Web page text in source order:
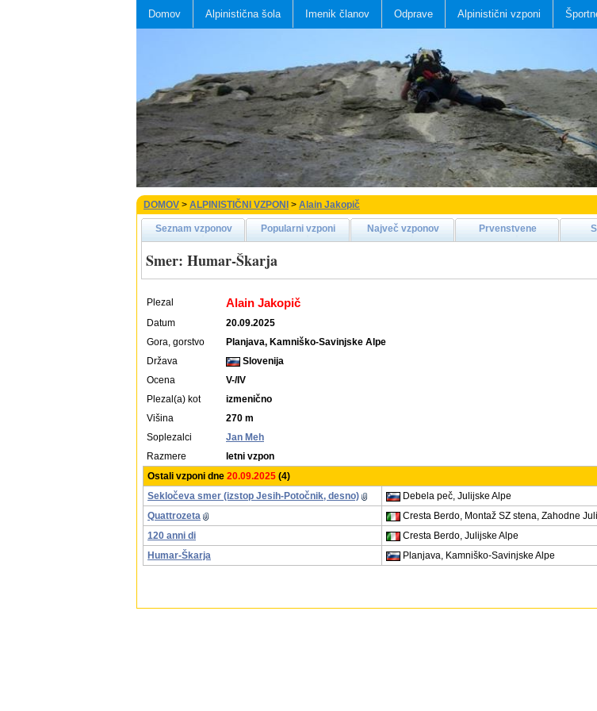
Domov Alpinistična šola Imenik članov Odprave Alpinistični vzponi
DOMOV > ALPINISTIČNI VZPONI > Alain Jakopič
Seznam vzponov Popularni vzponi Največ vzponov Prvenstvene
Smer: Humar-Škarja
Plezal Alain Jakopič
Datum
20.09.2025
Gora, gorstvo
Planjava, Kamniško-Savinjske Alpe
Država
Slovenija
Ocena
V-/IV
Plezal(a) kot
izmenično
Višina
270 m
Soplezalci
Jan Meh
Razmere
letni vzpon
Ostali vzponi dne 20.09.2025 (4)
Sekločeva smer (izstop Jesih-Potočnik, desno)
Debela peč, Julijske Alpe
Quattrozeta
Cresta Berdo, Montaž SZ stena, Zahodne
120 anni di
Cresta Berdo, Julijske Alpe
Humar-Škarja
Planjava, Kamniško-Savinjske Alpe